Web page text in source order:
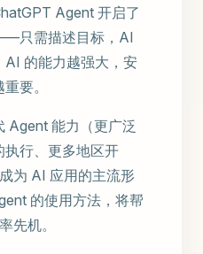
Agent 开启了
只需描述目标，AI
AI 的能力越强大，安
要。
Agent 能力（更广泛
执行、更多地区开
为 AI 应用的主流形
的使用方法，将帮
先机。